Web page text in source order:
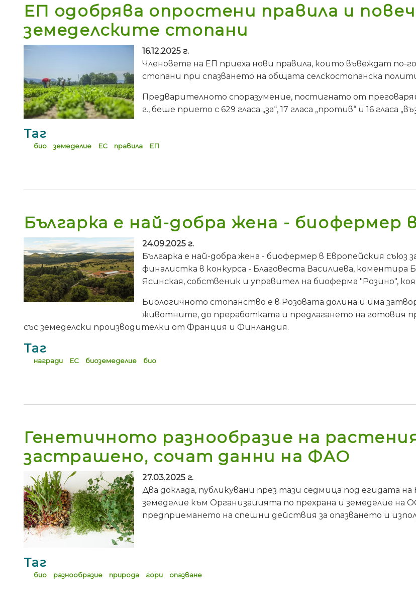
ЕП одобрява опростени правила и
земеделските стопани
16.12.2025 г.
Членовете на ЕП приеха нови правила, които въвеждат по-
стопани при спазването на общата селскостопанска
Предварителното споразумение, постигнато от
г., беше прието с 629 гласа „за“, 17 гласа „против“ и 16 гласа
Таг
био земеделие ЕС правила ЕП
Българка е най-добра жена - биофермер в
24.09.2025 г.
Българка е най-добра жена - биофермер в Европейския
финалистка в конкурса - Благовеста Василиева, коментира
Ясинская, собственик и управител на биоферма "Розино",
Биологичното стопанство е в Розовата долина и има
животните, до преработката и предлагането на готовия
със земеделски производителки от Франция и Финландия.
Таг
награди ЕС биоземеделие био
Генетичното разнообразие на
застрашено, сочат данни на ФАО
27.03.2025 г.
Два доклада, публикувани през тази седмица под егидата
земеделие към Организацията по прехрана и земеделие
предприемането на спешни действия за опазването и
Таг
био разнообразие природа гори опазване